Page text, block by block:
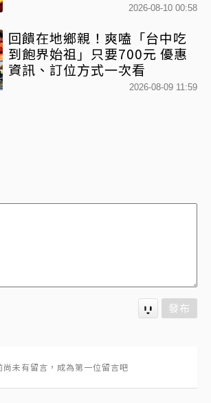
2026-08-10 00:58
回饋在地鄉親！爽嗑「台中吃
到飽界始祖」只要700元 優惠
資訊、訂位方式一次看
2026-08-09 11:59
發布